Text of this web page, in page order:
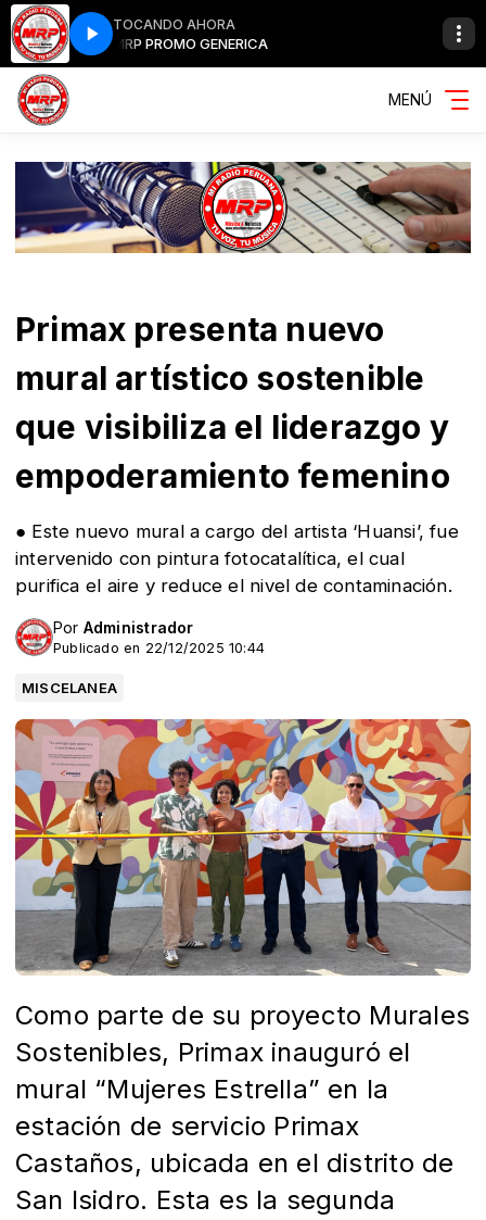
TOCANDO AHORA
MRP PROMO GENERICA
MENÚ
Primax presenta nuevo
mural artístico sostenible
que visibiliza el liderazgo y
empoderamiento femenino
● Este nuevo mural a cargo del artista ‘Huansi’, fue
intervenido con pintura fotocatalítica, el cual
purifica el aire y reduce el nivel de contaminación.
Por Administrador
Publicado en 22/12/2025 10:44
MISCELANEA
Como parte de su proyecto Murales
Sostenibles, Primax inauguró el
mural “Mujeres Estrella” en la
estación de servicio Primax
Castaños, ubicada en el distrito de
San Isidro. Esta es la segunda